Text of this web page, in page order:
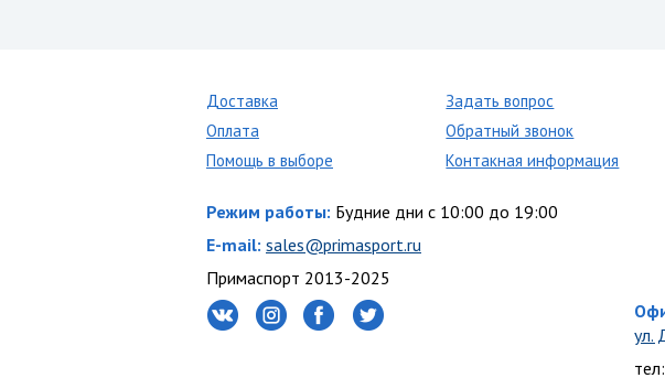
Доставка
Оплата
Помощь в выборе
Задать вопрос
Обратный звонок
Контакная информация
Режим работы: Будние дни с 10:00 до 19:00
E-mail: sales@primasport.ru
Примаспорт 2013-2025
ул.
тел: